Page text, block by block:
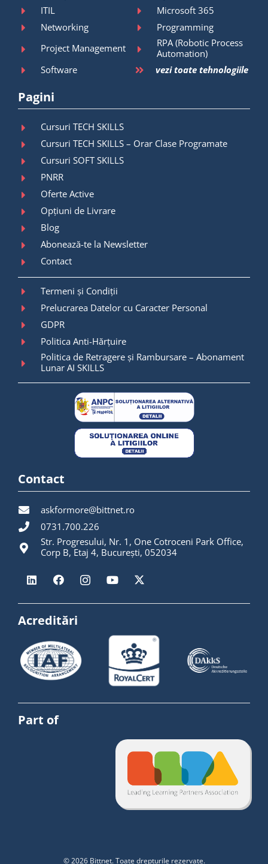
ITIL
Microsoft 365
Networking
Programming
Project Management
RPA (Robotic Process
Automation)
Software
vezi toate tehnologiile
Pagini
Cursuri TECH SKILLS
Cursuri TECH SKILLS – Orar Clase Programate
Cursuri SOFT SKILLS
PNRR
Oferte Active
Opțiuni de Livrare
Blog
Abonează-te la Newsletter
Contact
Termeni și Condiții
Prelucrarea Datelor cu Caracter Personal
GDPR
Politica Anti-Hărțuire
Politica de Retragere și Rambursare – Abonament
Lunar AI SKILLS
Contact
askformore@bittnet.ro
0731.700.226
Str. Progresului, Nr. 1, One Cotroceni Park Office,
Corp B, Etaj 4, București, 052034
Acreditări
Part of
© 2026 Bittnet. Toate drepturile rezervate.